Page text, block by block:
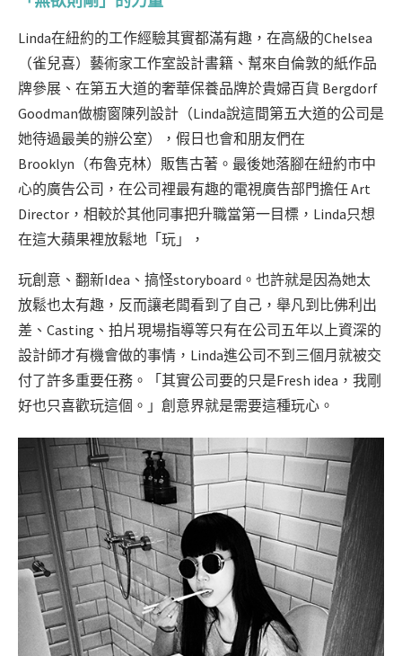
Linda在紐約的工作經驗其實都滿有趣，在高級的Chelsea
（雀兒喜）藝術家工作室設計書籍、幫來自倫敦的紙作品
牌參展、在第五大道的奢華保養品牌於貴婦百貨 Bergdorf
Goodman做櫥窗陳列設計（Linda說這間第五大道的公司是
她待過最美的辦公室），假日也會和朋友們在
Brooklyn（布魯克林）販售古著。最後她落腳在紐約市中
心的廣告公司，在公司裡最有趣的電視廣告部門擔任 Art
Director，相較於其他同事把升職當第一目標，Linda只想
在這大蘋果裡放鬆地「玩」，
玩創意、翻新Idea、搞怪storyboard。也許就是因為她太
放鬆也太有趣，反而讓老闆看到了自己，舉凡到比佛利出
差、Casting、拍片現場指導等只有在公司五年以上資深的
設計師才有機會做的事情，Linda進公司不到三個月就被交
付了許多重要任務。「其實公司要的只是Fresh idea，我剛
好也只喜歡玩這個。」創意界就是需要這種玩心。